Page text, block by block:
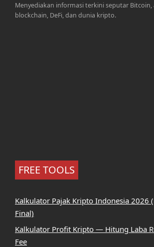
Menyediakan informasi terkini seputar Bitcoin,
blockchain, DeFi, dan dunia kripto.
FREE TOOLS
Kalkulator Pajak Kripto Indonesia 2026
Final)
Kalkulator Profit Kripto — Hitung Laba
Fee